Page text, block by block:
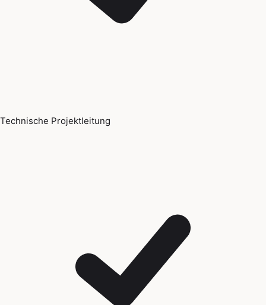
Technische Projektleitung